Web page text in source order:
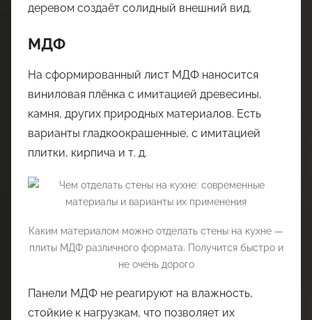
деревом создаёт солидный внешний вид.
МДФ
На сформированный лист МДФ наносится
виниловая плёнка с имитацией древесины,
камня, других природных материалов. Есть
варианты гладкоокрашенные, с имитацией
плитки, кирпича и т. д.
Каким материалом можно отделать стены на кухне —
плиты МДФ различного формата. Получится быстро и
не очень дорого
Панели МДФ не реагируют на влажность,
стойкие к нагрузкам, что позволяет их